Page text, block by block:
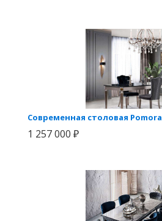
Современная столовая Pomora
1 257 000 ₽